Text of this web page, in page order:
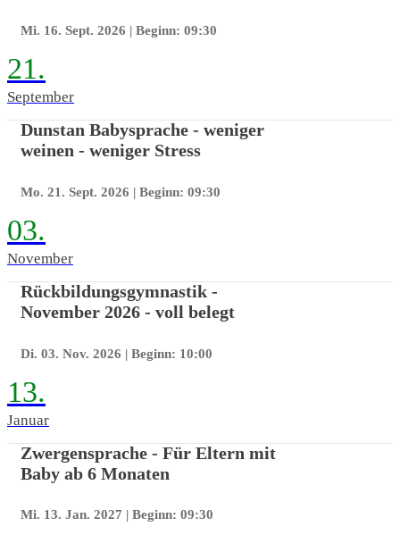
Mi. 16. Sept. 2026 | Beginn: 09:30
21.
September
Dunstan Babysprache - weniger
weinen - weniger Stress
Mo. 21. Sept. 2026 | Beginn: 09:30
03.
November
Rückbildungsgymnastik -
November 2026 - voll belegt
Di. 03. Nov. 2026 | Beginn: 10:00
13.
Januar
Zwergensprache - Für Eltern mit
Baby ab 6 Monaten
Mi. 13. Jan. 2027 | Beginn: 09:30